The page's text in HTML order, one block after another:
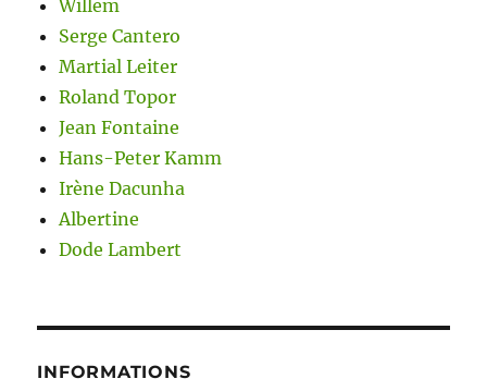
Willem
Serge Cantero
Martial Leiter
Roland Topor
Jean Fontaine
Hans-Peter Kamm
Irène Dacunha
Albertine
Dode Lambert
INFORMATIONS